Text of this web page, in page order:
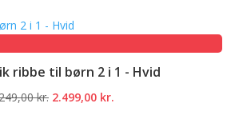
var:
ribbe til børn 2 i 1 - Hvid
kr. Den
2.499,00 kr.